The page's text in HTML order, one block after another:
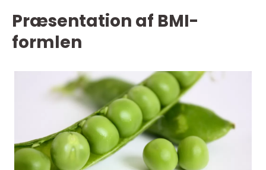
Præsentation af BMI-
formlen